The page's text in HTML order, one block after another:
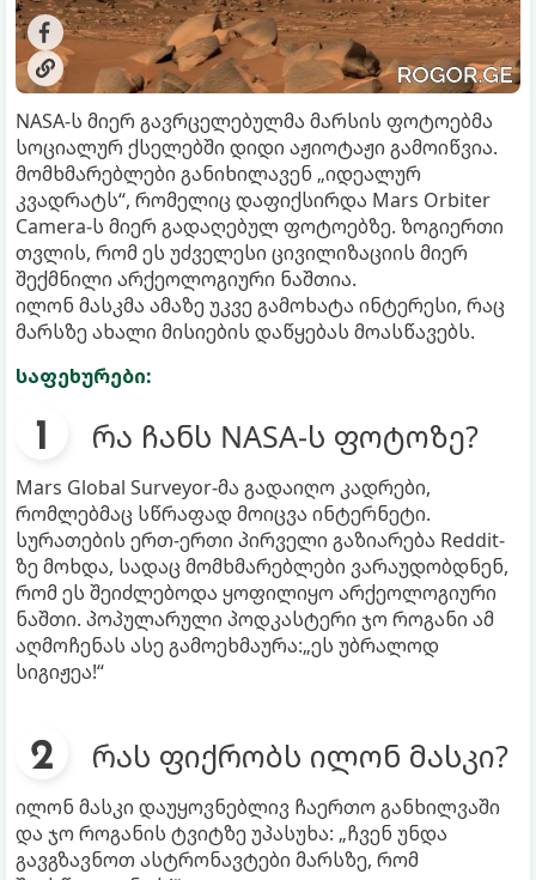
NASA-ს მიერ გავრცელებულმა მარსის ფოტოებმა
სოციალურ ქსელებში დიდი აჟიოტაჟი გამოიწვია.
მომხმარებლები განიხილავენ „იდეალურ
კვადრატს“, რომელიც დაფიქსირდა Mars Orbiter
Camera-ს მიერ გადაღებულ ფოტოებზე. ზოგიერთი
თვლის, რომ ეს უძველესი ცივილიზაციის მიერ
შექმნილი არქეოლოგიური ნაშთია.
ილონ მასკმა ამაზე უკვე გამოხატა ინტერესი, რაც
მარსზე ახალი მისიების დაწყებას მოასწავებს.
საფეხურები:
რა ჩანს NASA-ს ფოტოზე?
Mars Global Surveyor-მა გადაიღო კადრები,
რომლებმაც სწრაფად მოიცვა ინტერნეტი.
სურათების ერთ-ერთი პირველი გაზიარება Reddit-
ზე მოხდა, სადაც მომხმარებლები ვარაუდობდნენ,
რომ ეს შეიძლებოდა ყოფილიყო არქეოლოგიური
ნაშთი. პოპულარული პოდკასტერი ჯო როგანი ამ
აღმოჩენას ასე გამოეხმაურა:„ეს უბრალოდ
სიგიჟეა!“
რას ფიქრობს ილონ მასკი?
ილონ მასკი დაუყოვნებლივ ჩაერთო განხილვაში
და ჯო როგანის ტვიტზე უპასუხა: „ჩვენ უნდა
გავგზავნოთ ასტრონავტები მარსზე, რომ